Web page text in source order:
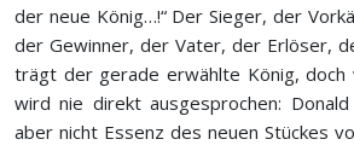
der neue König…!“ Der Sieger, der
der Gewinner, der Vater, der Erlöser,
trägt der gerade erwählte König, doch
wird nie direkt ausgesprochen:
aber nicht Essenz des neuen Stückes